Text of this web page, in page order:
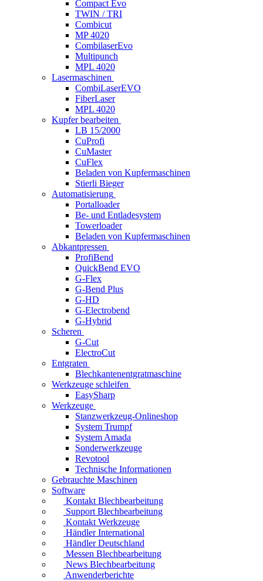
Compact Evo
TWIN / TRI
Combicut
MP 4020
CombilaserEvo
Multipunch
MPL 4020
Lasermaschinen
CombiLaserEVO
FiberLaser
MPL 4020
Kupfer bearbeiten
LB 15/2000
CuProfi
CuMaster
CuFlex
Beladen von Kupfermaschinen
Stierli Bieger
Automatisierung
Portalloader
Be- und Entladesystem
Towerloader
Beladen von Kupfermaschinen
Abkantpressen
ProfiBend
QuickBend EVO
G-Flex
G-Bend Plus
G-HD
G-Electrobend
G-Hybrid
Scheren
G-Cut
ElectroCut
Entgraten
Blechkantenentgratmaschine
Werkzeuge schleifen
EasySharp
Werkzeuge
Stanzwerkzeug-Onlineshop
System Trumpf
System Amada
Sonderwerkzeuge
Revotool
Technische Informationen
Gebrauchte Maschinen
Software
Kontakt Blechbearbeitung
Support Blechbearbeitung
Kontakt Werkzeuge
Händler International
Händler Deutschland
Messen Blechbearbeitung
News Blechbearbeitung
Anwenderberichte